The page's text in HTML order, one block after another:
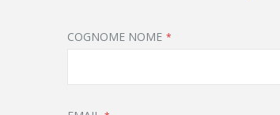
COGNOME NOME